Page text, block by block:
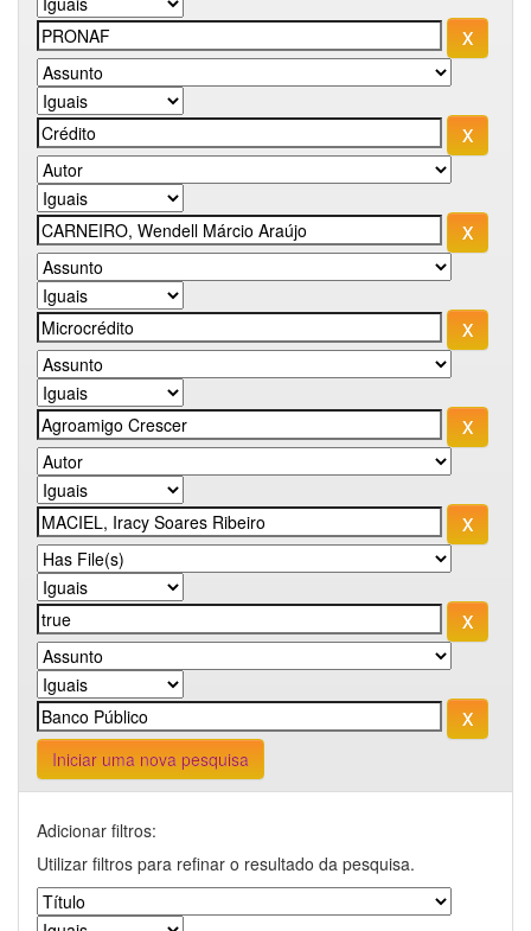
Iniciar uma nova pesquisa
Adicionar filtros:
Utilizar filtros para refinar o resultado da pesquisa.